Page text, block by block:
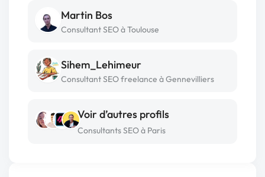
Martin Bos
Consultant SEO à Toulouse
Sihem_Lehimeur
Consultant SEO freelance à Gennevilliers
Voir d’autres profils
Consultants SEO à Paris